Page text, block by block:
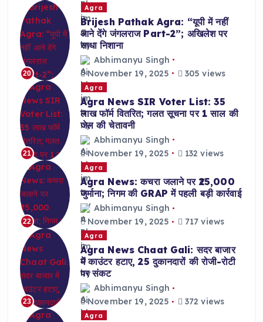
20
Agra
Brijesh Pathak Agra: “यूपी में नहीं
आने देंगे जंगलराज Part-2”; अखिलेश पर
साधा निशाना
Abhimanyu Singh
November 19, 2025
305 views
21
Agra
Agra News SIR Voter List: 35
लाख फॉर्म वितरित; गलत सूचना पर 1 साल की
जेल की चेतावनी
Abhimanyu Singh
November 19, 2025
132 views
22
Agra
Agra News: कचरा जलाने पर ₹25,000
जुर्माना; निगम की GRAP में पहली बड़ी कार्रवाई
Abhimanyu Singh
November 19, 2025
717 views
23
Agra
Agra News Chaat Gali: सदर बाजार
में काउंटर हटाए, 25 दुकानदारों की रोजी-रोटी
पर संकट
Abhimanyu Singh
November 19, 2025
372 views
Agra